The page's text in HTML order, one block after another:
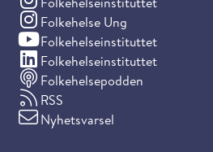
Folkehelse Ung
(Instagram)
Folkehelseinstituttet
(YouTube)
Folkehelseinstituttet
(LinkedIn)
Folkehelsepodden
RSS
Nyhetsvarsel